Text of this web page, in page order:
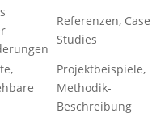
Referenzen, Case
Studies
Projektbeispiele,
Methodik-
Beschreibung